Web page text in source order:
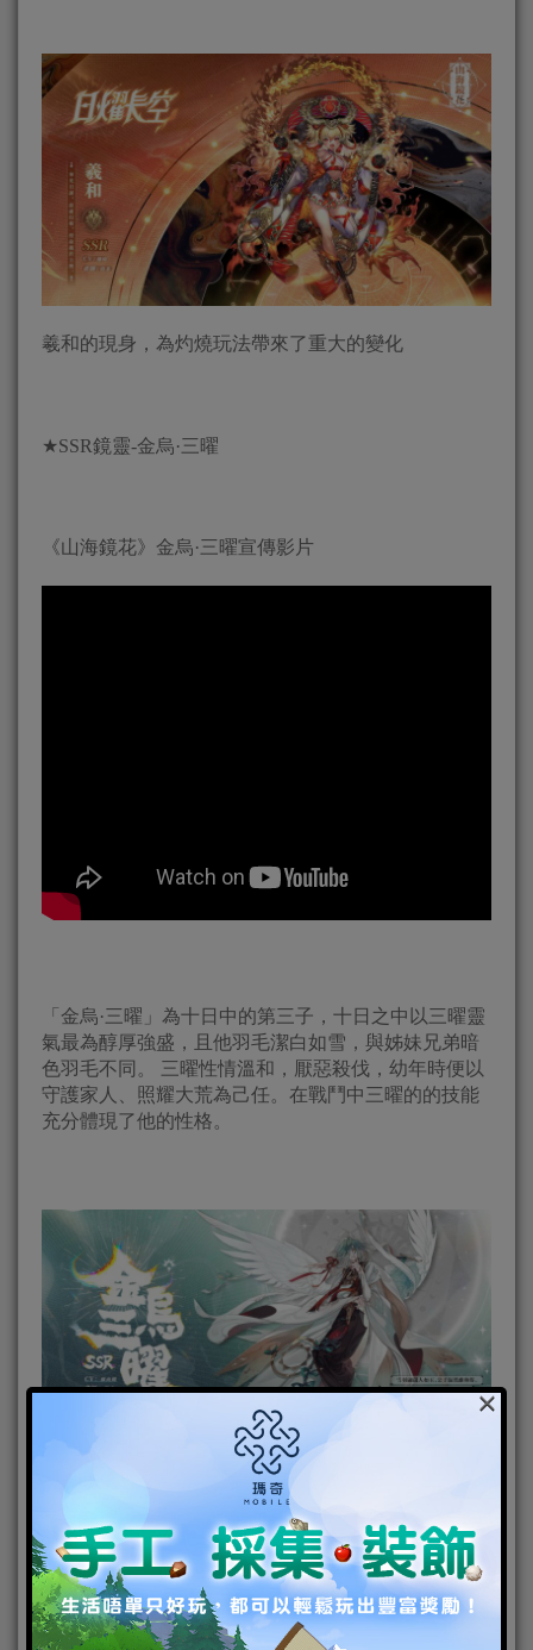
羲和的現身，為灼燒玩法帶來了重大的變化
★SSR鏡靈-金烏·三曜
《山海鏡花》金烏·三曜宣傳影片
「金烏·三曜」為十日中的第三子，十日之中以三曜靈
氣最為醇厚強盛，且他羽毛潔白如雪，與姊妹兄弟暗
色羽毛不同。 三曜性情溫和，厭惡殺伐，幼年時便以
守護家人、照耀大荒為己任。在戰鬥中三曜的的技能
充分體現了他的性格。
金烏·三曜的出現，成為了隊伍強而有力的後盾
三曜的補血技能除了大量恢復隊伍血量之外，同時還
有驅散我方隊伍一個減益效果，並針對敵方全體施加
×